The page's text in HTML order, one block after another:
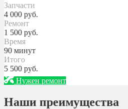
Запчасти
4 000 руб.
Ремонт
1 500 руб.
Время
90 минут
Итого
5 500 руб.
Нужен ремонт
Наши преимущества